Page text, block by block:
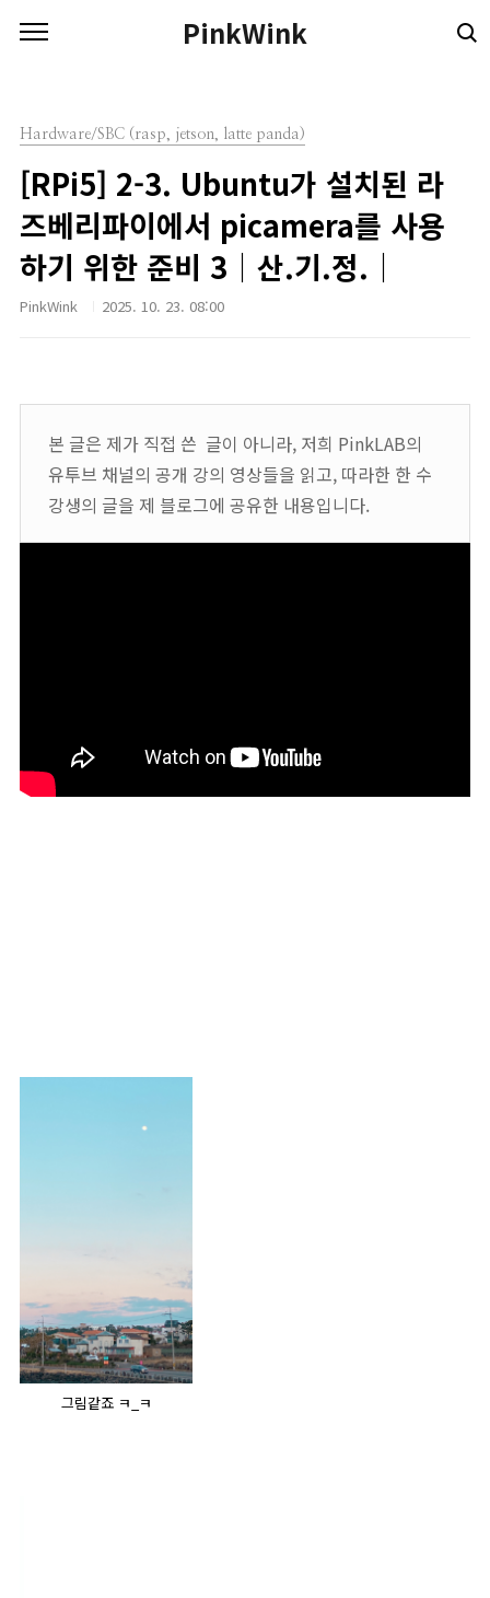
PinkWink
Hardware/SBC (rasp, jetson, latte panda)
[RPi5] 2-3. Ubuntu가 설치된 라
즈베리파이에서 picamera를 사용
하기 위한 준비 3｜산.기.정.｜
PinkWink 2025. 10. 23. 08:00
본 글은 제가 직접 쓴 글이 아니라, 저희 PinkLAB의
유투브 채널의 공개 강의 영상들을 읽고, 따라한 한 수
강생의 글을 제 블로그에 공유한 내용입니다.
그림같죠 ㅋ_ㅋ